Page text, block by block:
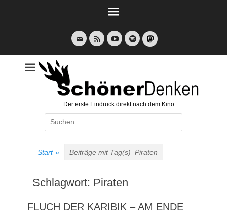
E-
Mail
Feed YouTubeSpotify
Der erste Eindruck direkt nach dem Kino
Suche
nach:
Start » Beiträge mit Tag(s) Piraten
Schlagwort: Piraten
FLUCH DER KARIBIK – AM ENDE